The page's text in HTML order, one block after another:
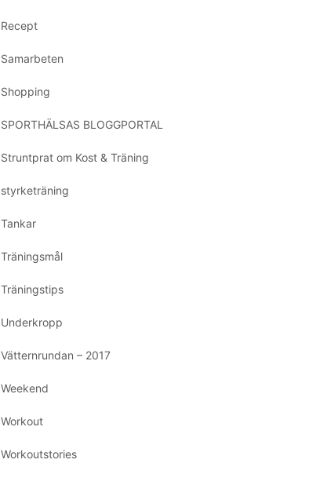
Recept
Samarbeten
Shopping
SPORTHÄLSAS BLOGGPORTAL
Struntprat om Kost & Träning
styrketräning
Tankar
Träningsmål
Träningstips
Underkropp
Vätternrundan – 2017
Weekend
Workout
Workoutstories